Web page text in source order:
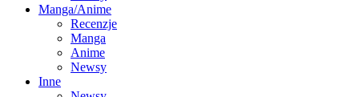
Manga/Anime
Recenzje
Manga
Anime
Newsy
Inne